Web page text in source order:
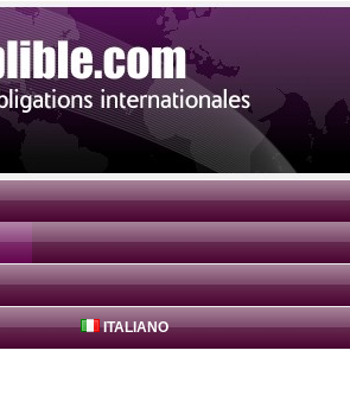
ITALIANO
Finance Obligations